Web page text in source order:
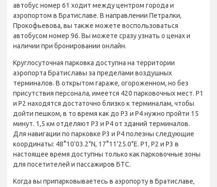
автобус номер 61 ходит между центром города и
аэропортом в Братиславе. В направлении Петралки,
Прокофьевова, вы также можете воспользоваться
автобусом номер 96. Вы можете сразу узнать о ценах и
наличии при бронировании онлайн.
Круглосуточная парковка доступна на территории
аэропорта Братиславы за пределами воздушных
терминалов. В открытом гараже, огороженном, но без
присутствия персонала, имеется 420 парковочных мест. P1
и P2 находятся достаточно близко к терминалам, чтобы
дойти пешком, в то время как до P3 и P4 нужно пройти 15
минут. 1,5 км отделяют P3 и P4 от зданий терминалов.
Для навигации по парковке P3 и P4 полезны следующие
координаты: 48°10'03.2"N, 17°11'25.0"E. P1, P2 и P3 в
настоящее время доступны только как парковочные зоны
для посетителей и пассажиров БТС.
Когда вы припарковываетесь в аэропорту в Братиславе,